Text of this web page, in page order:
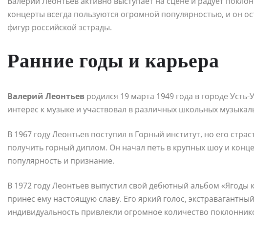
концерты всегда пользуются огромной популярностью, и он
фигур российской эстрады.
Ранние годы и карьера
Валерий Леонтьев родился 19 марта 1949 года в городе
интерес к музыке и участвовал в различных школьных
В 1967 году Леонтьев поступил в Горный институт, но его
получить горный диплом. Он начал петь в крупных шоу и
популярность и признание.
В 1972 году Леонтьев выпустил свой дебютный альбом «Ягоды
принес ему настоящую славу. Его яркий голос,
индивидуальность привлекли огромное количество